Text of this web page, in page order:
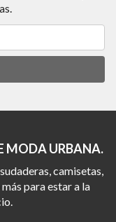
MODA URBANA.
camisetas,
para estar a la